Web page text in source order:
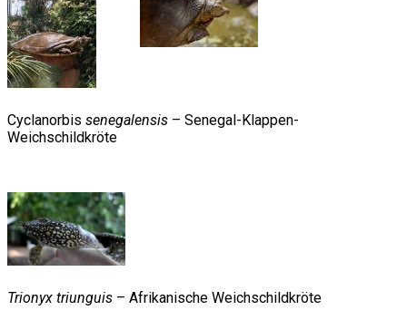
Cyclanorbis senegalensis – Senegal-Klappen-
Weichschildkröte
Trionyx triunguis – Afrikanische Weichschildkröte